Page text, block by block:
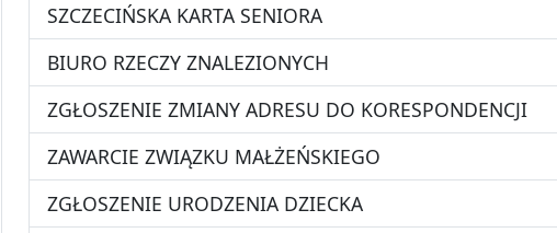
SZCZECIŃSKA KARTA SENIORA
BIURO RZECZY ZNALEZIONYCH
ZGŁOSZENIE ZMIANY ADRESU DO KORESPONDENCJI
ZAWARCIE ZWIĄZKU MAŁŻEŃSKIEGO
ZGŁOSZENIE URODZENIA DZIECKA